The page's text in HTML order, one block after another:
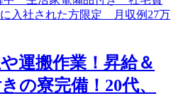
運搬作業！昇給＆
の寮完備！20代、